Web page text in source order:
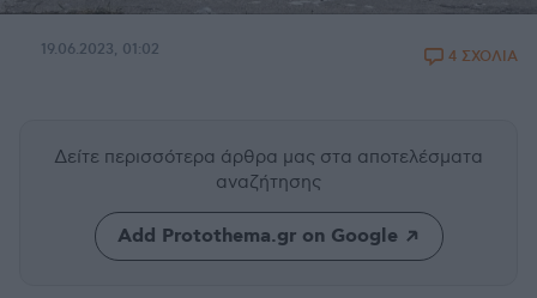
19.06.2023, 01:02 4 ΣΧΟΛΙΑ
Δείτε περισσότερα άρθρα μας στα αποτελέσματα
αναζήτησης
Add Protothema.gr on Google